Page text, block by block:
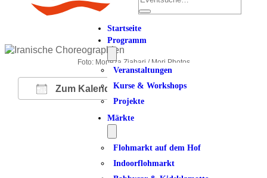
Startseite
Programm
Veranstaltungen
Kurse & Workshops
Projekte
Märkte
Flohmarkt auf dem Hof
Indoorflohmarkt
Foto: Morteza Ziabari / Mori Photos
Zum Kalender hinzufügen
ICS herunterladen
Google Kalender
iCalendarOffice 365